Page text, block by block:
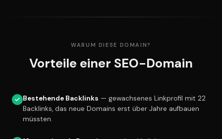
WARUM DIESE DOMAIN?
Vorteile einer SEO-Domain
Bestehende Backlinks — gewachsenes Linkprofil mit 22
Backlinks, das neue Domains erst über Jahre aufbauen
müssten.